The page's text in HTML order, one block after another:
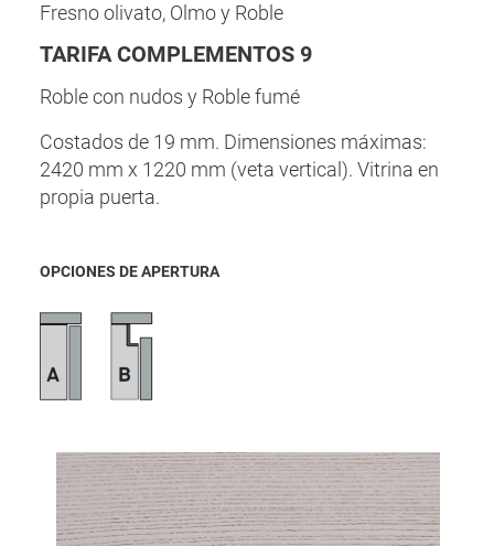
Fresno olivato, Olmo y Roble
TARIFA COMPLEMENTOS 9
Roble con nudos y Roble fumé
Costados de 19 mm. Dimensiones máximas:
2420 mm x 1220 mm (veta vertical). Vitrina en
propia puerta.
OPCIONES DE APERTURA